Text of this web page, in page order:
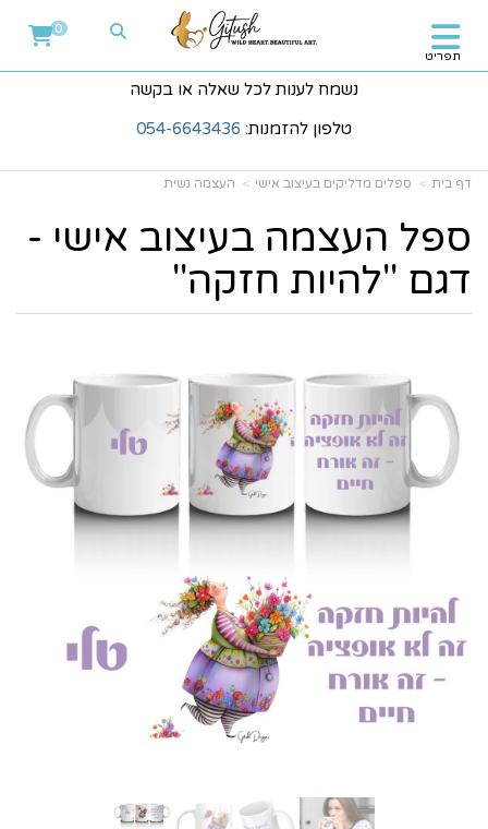
נשמח לענות לכל שאלה או בקשה
טלפון להזמנות: 054-6643436
תפריט
0
דף בית ספלים מדליקים בעיצוב אישי העצמה נשית
ספל העצמה בעיצוב אישי -
דגם "להיות חזקה"